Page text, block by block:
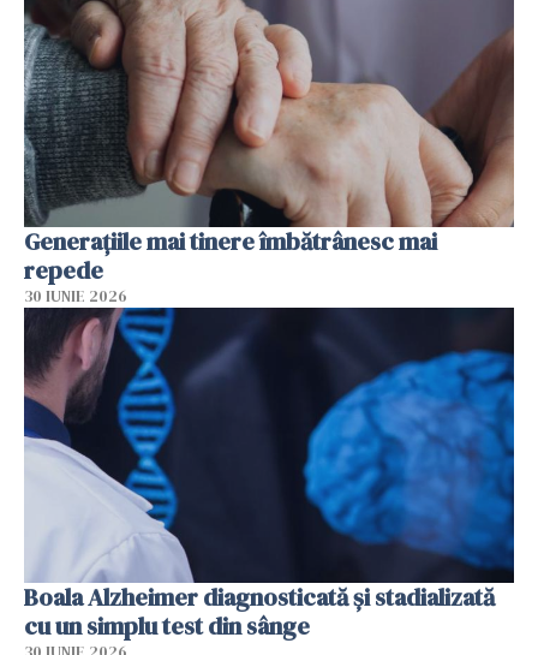
Generațiile mai tinere îmbătrânesc mai
repede
30 IUNIE 2026
Boala Alzheimer diagnosticată și stadializată
cu un simplu test din sânge